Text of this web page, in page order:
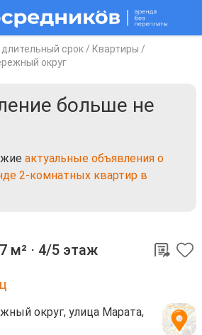
длительный срок / Квартиры /
округ
больше не
актуальные объявления о
2-комнатных квартир в
м² ⋅ 4/5 этаж
округ, улица Марата,